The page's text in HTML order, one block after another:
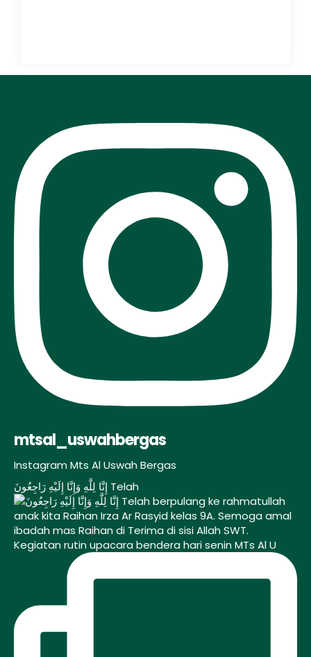
mtsal_uswahbergas
Instagram Mts Al Uswah Bergas
إِنَّا لِلَّهِ وَإِنَّا إِلَيْهِ رَاجِعُونَ Telah
Kegiatan rutin upacara bendera hari senin MTs Al U